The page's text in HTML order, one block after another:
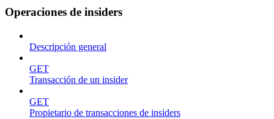
Operaciones de insiders
Descripción general
GET
Transacción de un insider
GET
Propietario de transacciones de insiders